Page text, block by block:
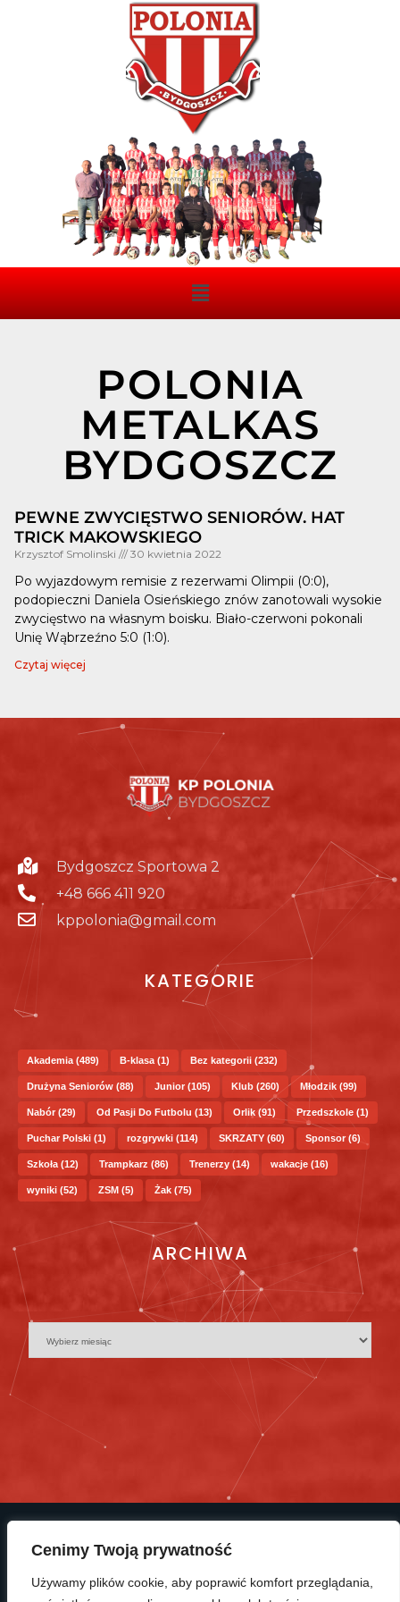
Cenimy Twoją prywatność
Używamy plików cookie, aby poprawić komfort przeglądania,
POLONIA
METALKAS
BYDGOSZCZ
PEWNE ZWYCIĘSTWO SENIORÓW. HAT
TRICK MAKOWSKIEGO
Krzysztof Smolinski 30 kwietnia 2022
Po wyjazdowym remisie z rezerwami Olimpii (0:0),
podopieczni Daniela Osieńskiego znów zanotowali wysokie
zwycięstwo na własnym boisku. Biało-czerwoni pokonali
Unię Wąbrzeźno 5:0 (1:0).
Czytaj więcej
Bydgoszcz Sportowa 2
+48 666 411 920
kppolonia@gmail.com
KATEGORIE
Akademia (489) B-klasa (1) Bez kategorii (232)
Drużyna Seniorów (88) Junior (105) Klub (260) Młodzik (99)
Nabór (29) Od Pasji Do Futbolu (13) Orlik(91) Przedszkole (1)
Puchar Polski (1) rozgrywki (114) SKRZATY (60) Sponsor(6)
Szkoła (12) Trampkarz (86) Trenerzy (14) wakacje (16)
wyniki (52) ZSM (5) Żak (75)
ARCHIWA